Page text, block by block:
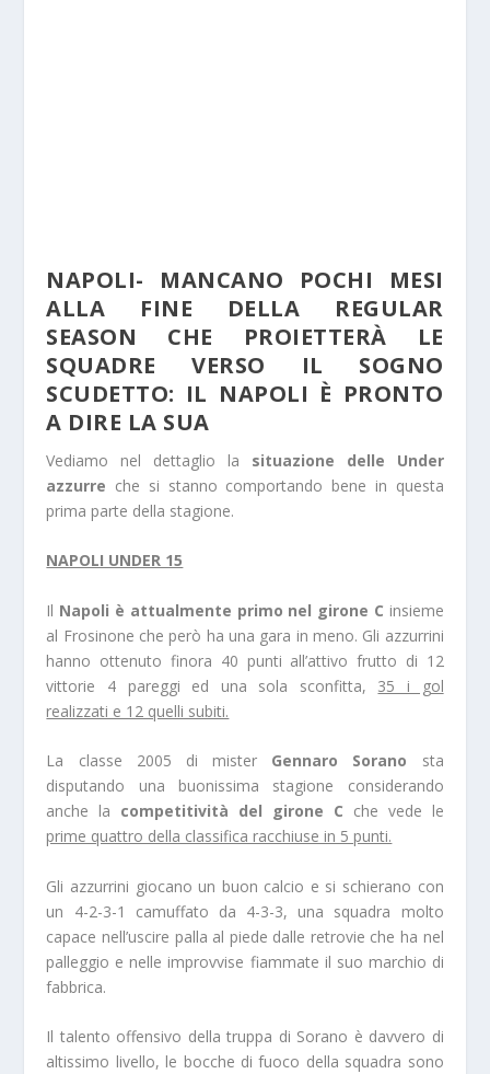
NAPOLI- MANCANO POCHI MESI
ALLA FINE DELLA REGULAR
SEASON CHE PROIETTERÀ LE
SQUADRE VERSO IL SOGNO
SCUDETTO: IL NAPOLI È PRONTO
A DIRE LA SUA
Vediamo nel dettaglio la situazione delle Under
azzurre che si stanno comportando bene in questa
prima parte della stagione.
NAPOLI UNDER 15
Il Napoli è attualmente primo nel girone C insieme
al Frosinone che però ha una gara in meno. Gli azzurrini
hanno ottenuto finora 40 punti all’attivo frutto di 12
vittorie 4 pareggi ed una sola sconfitta, 35 i gol
realizzati e 12 quelli subiti.
La classe 2005 di mister Gennaro Sorano sta
disputando una buonissima stagione considerando
anche la competitività del girone C che vede le
prime quattro della classifica racchiuse in 5 punti.
Gli azzurrini giocano un buon calcio e si schierano con
un 4-2-3-1 camuffato da 4-3-3, una squadra molto
capace nell’uscire palla al piede dalle retrovie che ha nel
palleggio e nelle improvvise fiammate il suo marchio di
fabbrica.
Il talento offensivo della truppa di Sorano è davvero di
altissimo livello, le bocche di fuoco della squadra sono